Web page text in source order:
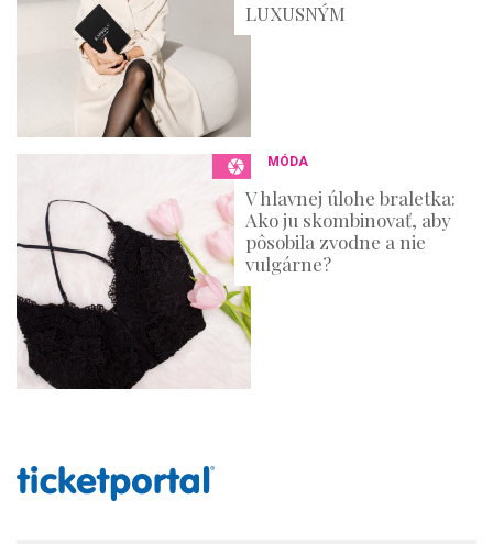
LUXUSNÝM
MÓDA
V hlavnej úlohe braletka:
Ako ju skombinovať, aby
pôsobila zvodne a nie
vulgárne?